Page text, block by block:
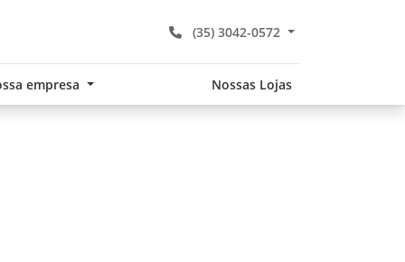
(35) 3042-0572
empresa Nossas Lojas